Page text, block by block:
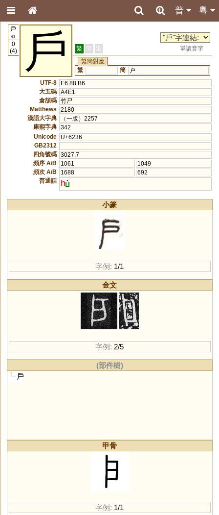
粵
普
戶
63
0
(4)
戶 繁 簡 港
單讀音字
繁簡對應
繁
簡
户
UTF-8
E6 88 B6
大五碼 A4E1
倉頡碼 竹尸
Matthews
2180
漢語大字典
（一版）2257
康熙字典 342
Unicode
U+6236
GB2312
四角號碼 3027.7
頻序 A/B
1061
1049
頻次 A/B
1688
692
普通話
h
小篆
字例: 1/1
金文
字例: 2/5
(部件樹)
戶
甲骨
字例: 1/1